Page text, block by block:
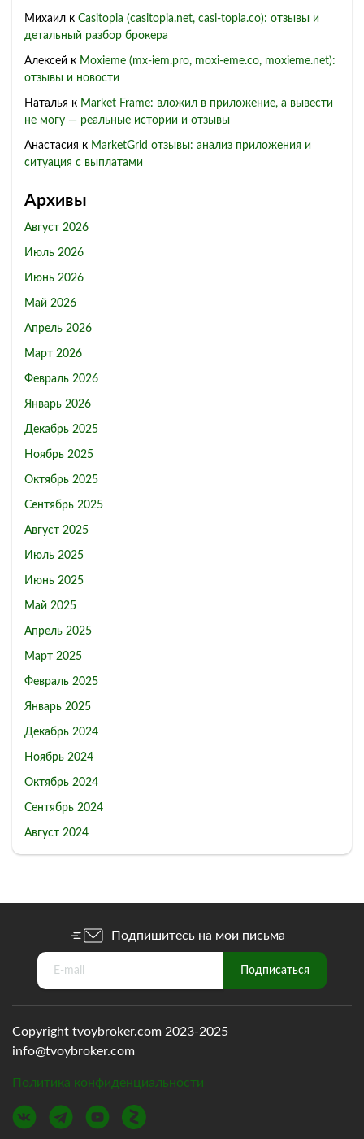
Михаил к Casitopia (casitopia.net, casi-topia.co): отзывы и
детальный разбор брокера
Алексей к Moxieme (mx-iem.pro, moxi-eme.co, moxieme.net):
отзывы и новости
Наталья к Market Frame: вложил в приложение, а вывести
не могу — реальные истории и отзывы
Анастасия к MarketGrid отзывы: анализ приложения и
ситуация с выплатами
Архивы
Август 2026
Июль 2026
Июнь 2026
Май 2026
Апрель 2026
Март 2026
Февраль 2026
Январь 2026
Декабрь 2025
Ноябрь 2025
Октябрь 2025
Сентябрь 2025
Август 2025
Июль 2025
Июнь 2025
Май 2025
Апрель 2025
Март 2025
Февраль 2025
Январь 2025
Декабрь 2024
Ноябрь 2024
Октябрь 2024
Сентябрь 2024
Август 2024
Подпишитесь на мои письма
Copyright tvoybroker.com 2023-2025
info@tvoybroker.com
Политика конфиденциальности